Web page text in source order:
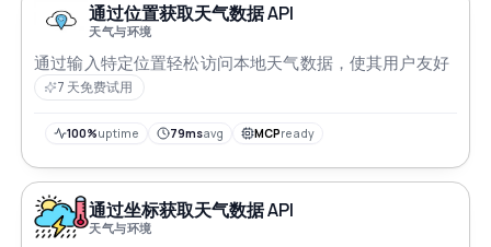
通过位置获取天气数据 API
天气与环境
通过输入特定位置轻松访问本地天气数据，使其用户友好
7 天免费试用
100%uptime 79msavg MCPready
通过坐标获取天气数据 API
天气与环境